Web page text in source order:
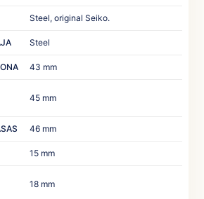
Steel, original Seiko.‎ ‎
Steel‎ ‎
43 mm
45 mm
46 mm‎
15 mm
18 mm‎ ‎ ‎